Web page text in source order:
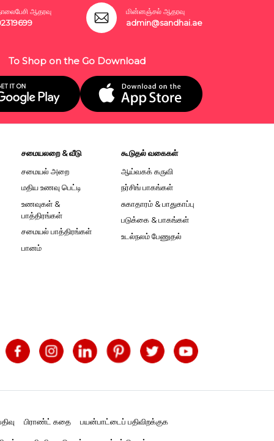
ஆதரவு மின்னஞ்சல் ஆதரவு
admin@sandhai.ae
To Shop on the Go Download
சமையலறை & வீடு
சமையல் அறை
மதிய உணவு பெட்டி
உணவுகள் &
பாத்திரங்கள்
சமையல் பாத்திரங்கள்
பானம்
கூடுதல் வகைகள்
ஆய்வகக் கருவி
நர்சிங் பாகங்கள்
சுகாதாரம் & பாதுகாப்பு
படுக்கை & பாகங்கள்
உடல்நலம் பேணுதல்
பிராண்ட் கதை பயன்பாட்டைப் பதிவிறக்குக